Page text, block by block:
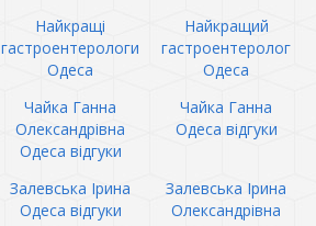
Найкращі
гастроентерологи
Одеса
Найкращий
гастроентеролог
Одеса
Чайка Ганна
Олександрівна
Одеса відгуки
Чайка Ганна
Одеса відгуки
Залевська Ірина
Одеса відгуки
Залевська Ірина
Олександрівна